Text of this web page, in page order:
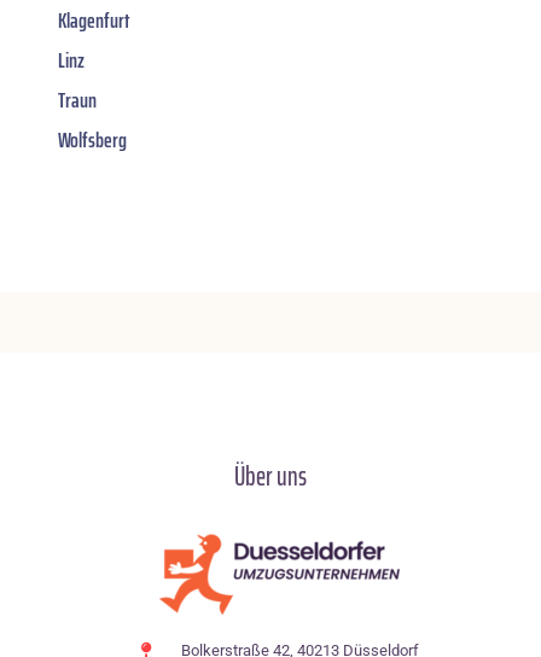
Klagenfurt
Linz
Traun
Wolfsberg
Über uns
Bolkerstraße 42, 40213 Düsseldorf